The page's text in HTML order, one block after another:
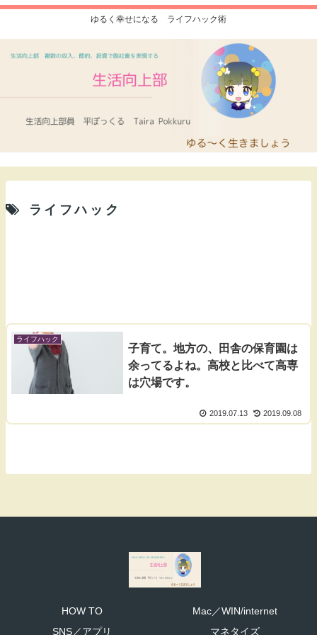
ゆるく幸せになる ライフハック術
ライフハック
ライフハック
子育て。地方の、田舎の保育園は
余ってるよね。高校と比べて高専
は穴場です。
2019.07.13 2019.09.08
HOW TO
Mac／WIN/internet
SNS／アプリ
マネタイズ